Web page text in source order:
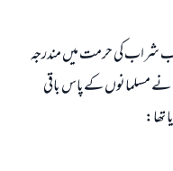
شراب كي حرمت ميں مندرجہ
نے مسلمانوں كےپاس باقي
تھا: